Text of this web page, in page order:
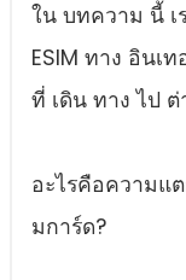
ใน บทความ นี้ เ
ESIM ทาง อินเ
ที่ เดิน ทาง ไป
อะไรคือความแ
มการ์ด?